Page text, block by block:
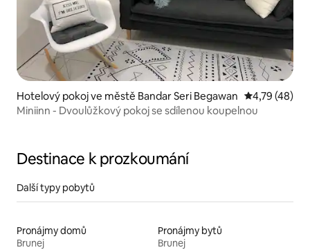
Hotelový pokoj ve městě Bandar Seri Begawan Průměrné
4,79 (48)
Miniinn - Dvoulůžkový pokoj se sdílenou koupelnou
Destinace k prozkoumání
Další typy pobytů
Pronájmy domů
Brunej
Pronájmy bytů
Brunej